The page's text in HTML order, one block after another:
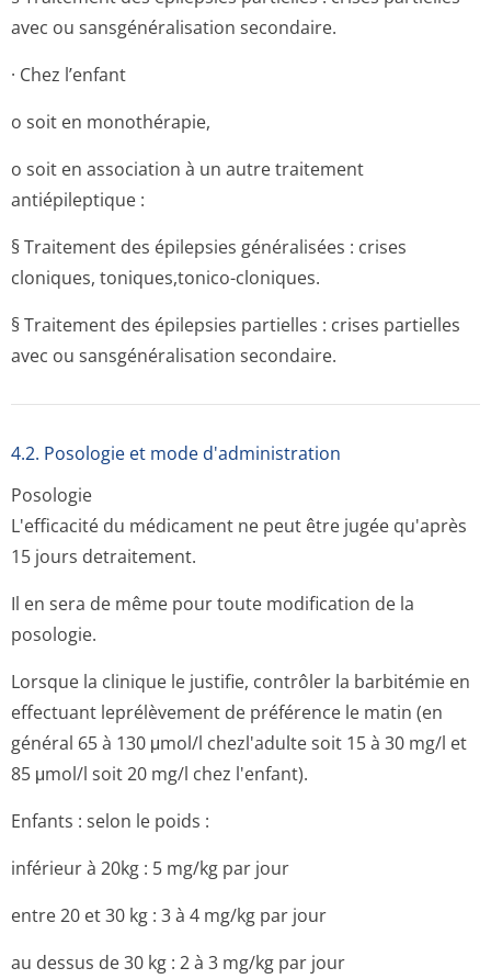
avec ou sansgénéralisation secondaire.
· Chez l’enfant
o soit en monothérapie,
o soit en association à un autre traitement
antiépileptique :
§ Traitement des épilepsies généralisées : crises
cloniques, toniques,tonico-cloniques.
§ Traitement des épilepsies partielles : crises partielles
avec ou sansgénéralisation secondaire.
4.2. Posologie et mode d'administration
Posologie
L'efficacité du médicament ne peut être jugée qu'après
15 jours detraitement.
Il en sera de même pour toute modification de la
posologie.
Lorsque la clinique le justifie, contrôler la barbitémie en
effectuant leprélèvement de préférence le matin (en
général 65 à 130 μmol/l chezl'adulte soit 15 à 30 mg/l et
85 μmol/l soit 20 mg/l chez l'enfant).
Enfants : selon le poids :
inférieur à 20kg : 5 mg/kg par jour
entre 20 et 30 kg : 3 à 4 mg/kg par jour
au dessus de 30 kg : 2 à 3 mg/kg par jour